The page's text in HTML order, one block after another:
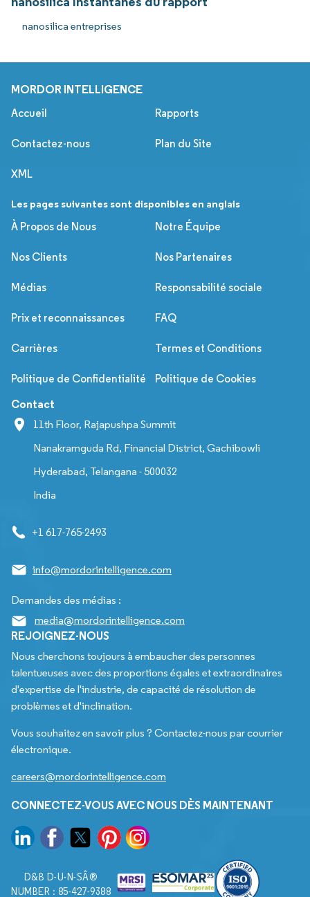
nanosilica entreprises
MORDOR INTELLIGENCE
Accueil Rapports
Contactez-nous Plan du Site
XML
Les pages suivantes sont disponibles en anglais
À Propos de Nous
Notre Équipe
Nos Clients Nos Partenaires
Médias Responsabilité sociale
Prix et reconnaissances FAQ
Carrières Termes et Conditions
Politique de Confidentialité Politique de Cookies
Contact
11th Floor, Rajapushpa Summit
Nanakramguda Rd, Financial District, Gachibowli
Hyderabad, Telangana - 500032
India
+1 617-765-2493
info@mordorintelligence.com
Demandes des médias :
media@mordorintelligence.com
REJOIGNEZ-NOUS
Nous cherchons toujours à embaucher des personnes
talentueuses avec des proportions égales et extraordinaires
d'expertise de l'industrie, de capacité de résolution de
problèmes et d'inclination.
Vous souhaitez en savoir plus ? Contactez-nous par courrier
électronique.
careers@mordorintelligence.com
CONNECTEZ-VOUS AVEC NOUS DÈS MAINTENANT
D&B D-U-N-SÂ®
NUMBER : 85-427-9388